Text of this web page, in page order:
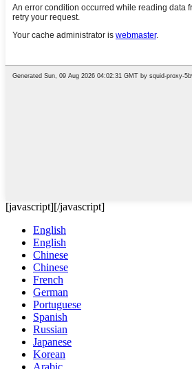
[javascript][/javascript]
English
English
Chinese
Chinese
French
German
Portuguese
Spanish
Russian
Japanese
Korean
Arabic